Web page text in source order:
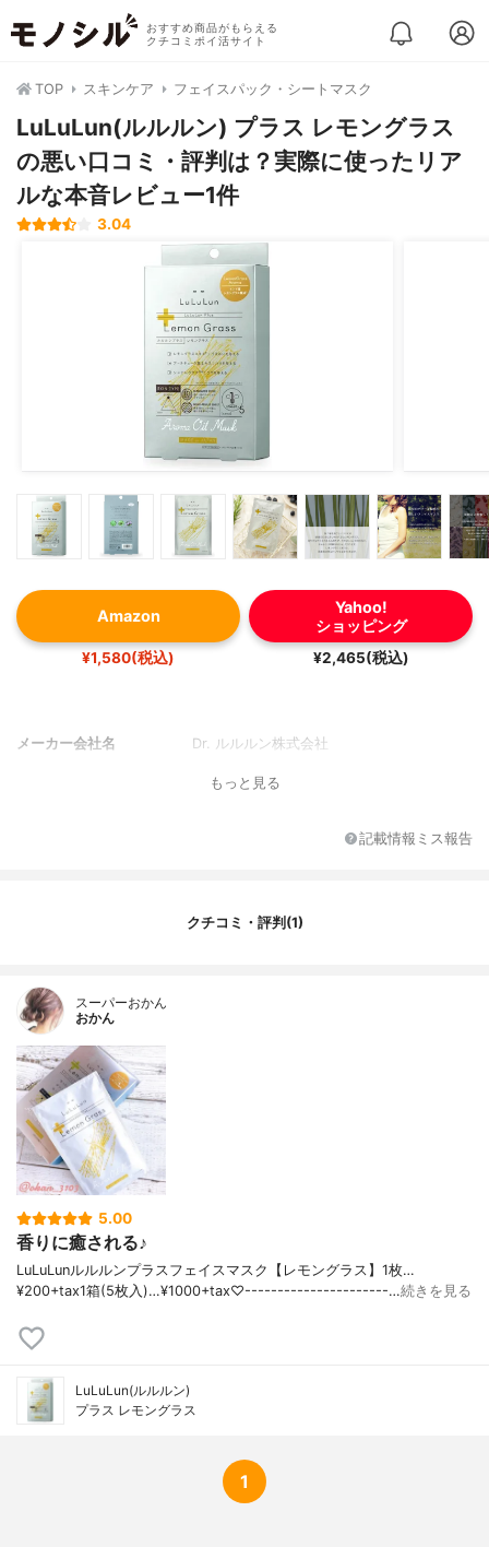
おすすめ商品がもらえる
クチコミポイ活サイト
TOP スキンケア フェイスパック・シートマスク
LuLuLun(ルルルン) プラス レモングラス
の悪い口コミ・評判は？実際に使ったリア
ルな本音レビュー1件
3.04
Amazon
¥1,580(税込)
Yahoo!
ショッピング
¥2,465(税込)
メーカー会社名 Dr. ルルルン株式会社
もっと見る
記載情報ミス報告
クチコミ・評判(1)
スーパーおかん
おかん
5.00
香りに癒される♪
LuLuLunルルルンプラスフェイスマスク【レモングラス】1枚…
¥200+tax1箱(5枚入)…¥1000+tax♡----------------------…続きを見る
LuLuLun(ルルルン)
プラス レモングラス
1